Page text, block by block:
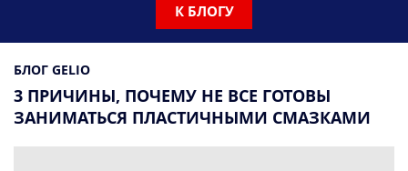
К БЛОГУ
БЛОГ GELIO
3 ПРИЧИНЫ, ПОЧЕМУ НЕ ВСЕ ГОТОВЫ
ЗАНИМАТЬСЯ ПЛАСТИЧНЫМИ СМАЗКАМИ